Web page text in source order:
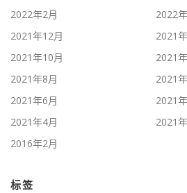
2022年2月
2022
2021年12月
2021
2021年10月
2021
2021年8月
2021
2021年6月
2021
2021年4月
2021
2016年2月
标签